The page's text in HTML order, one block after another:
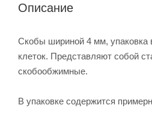
Описание
Скобы шириной 4 мм, упаковка
клеток. Представляют собой
скобообжимные.
В упаковке содержится